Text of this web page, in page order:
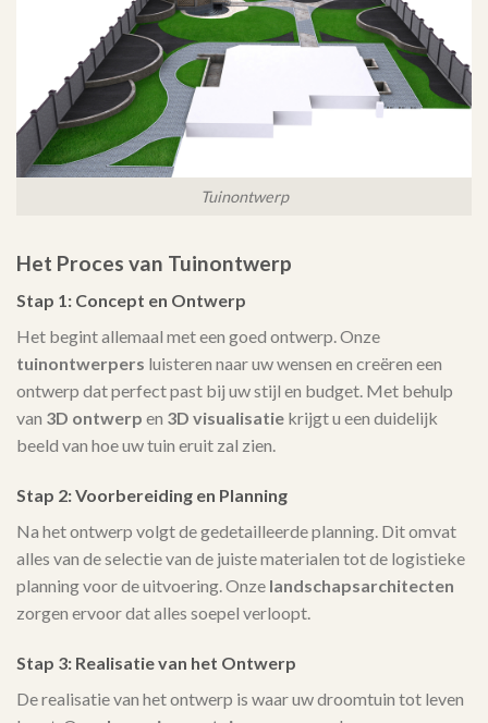
Tuinontwerp
Het Proces van Tuinontwerp
Stap 1: Concept en Ontwerp
Het begint allemaal met een goed ontwerp. Onze
tuinontwerpers luisteren naar uw wensen en creëren een
ontwerp dat perfect past bij uw stijl en budget. Met behulp
van 3D ontwerp en 3D visualisatie krijgt u een duidelijk
beeld van hoe uw tuin eruit zal zien.
Stap 2: Voorbereiding en Planning
Na het ontwerp volgt de gedetailleerde planning. Dit omvat
alles van de selectie van de juiste materialen tot de logistieke
planning voor de uitvoering. Onze landschapsarchitecten
zorgen ervoor dat alles soepel verloopt.
Stap 3: Realisatie van het Ontwerp
De realisatie van het ontwerp is waar uw droomtuin tot leven